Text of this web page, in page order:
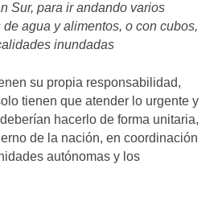
Sur, para ir andando varios
agua y alimentos, o con cubos,
inundadas
su propia responsabilidad,
tienen que atender lo urgente y
hacerlo de forma unitaria,
de la nación, en coordinación
autónomas y los